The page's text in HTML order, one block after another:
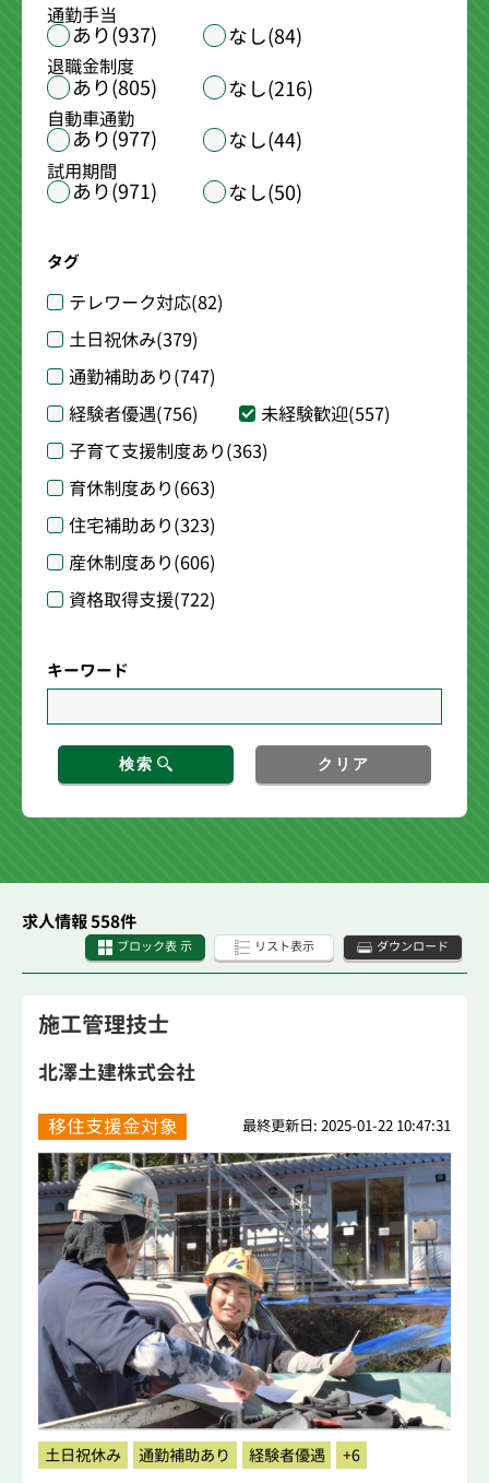
通勤手当
あり(937) なし(84)
退職金制度
あり(805) なし(216)
自動車通勤
あり(977) なし(44)
試用期間
あり(971) なし(50)
タグ
テレワーク対応(82)
土日祝休み(379)
通勤補助あり(747)
経験者優遇(756) 未経験歓迎(557)
子育て支援制度あり(363)
育休制度あり(663)
住宅補助あり(323)
産休制度あり(606)
資格取得支援(722)
キーワード
検索 クリア
求人情報 558件
ブロック表 示 リスト表示 ダウンロード
施工管理技士
北澤土建株式会社
移住支援金対象 最終更新日: 2025-01-22 10:47:31
土日祝休み 通勤補助あり 経験者優遇 +6